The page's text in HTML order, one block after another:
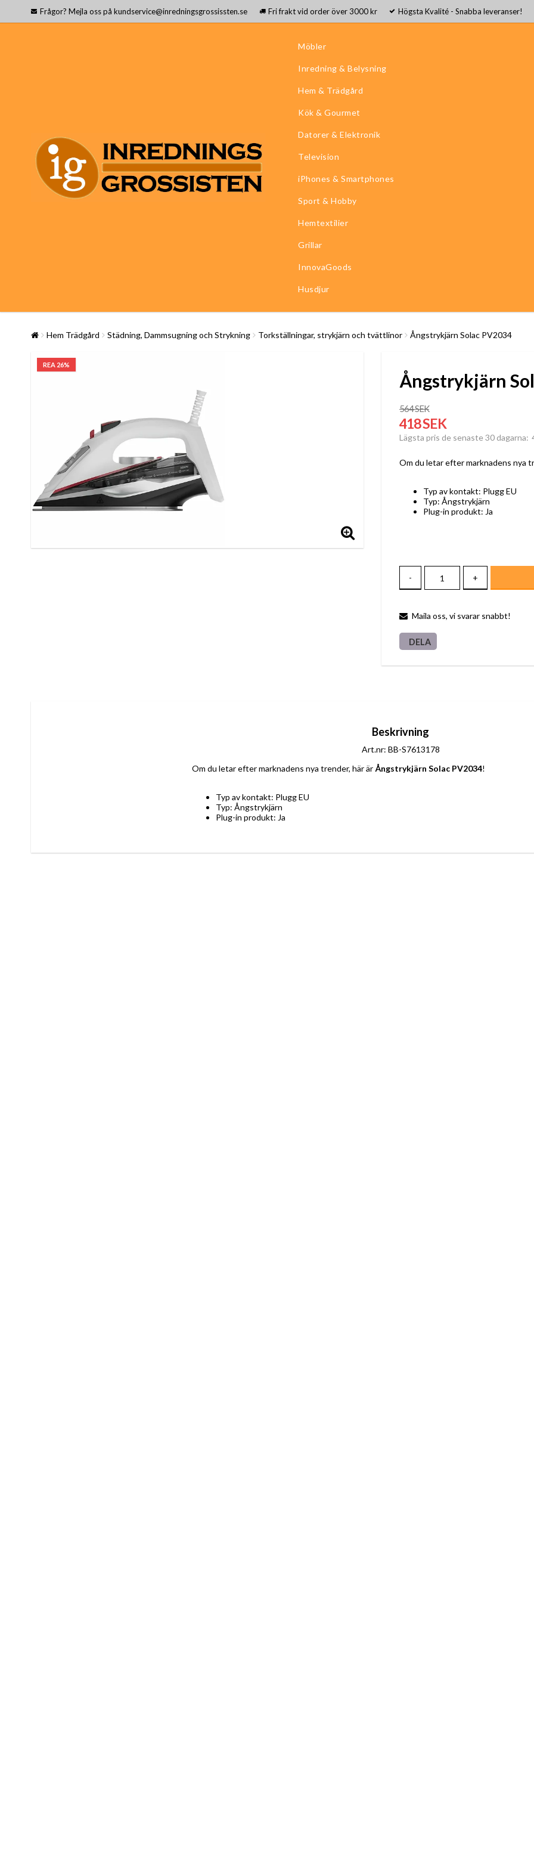
Frågor? Mejla oss på kundservice@inredningsgrossissten.se Fri frakt vid order över 3000 kr Högsta Kvalité - Snabba leveranser!
Möbler
Inredning & Belysning
Hem & Trädgård
Kök & Gourmet
Datorer & Elektronik
Television
iPhones & Smartphones
Sport & Hobby
Hemtextilier
Grillar
InnovaGoods
Husdjur
Hem Trädgård Städning, Dammsugning och Strykning Torkställningar, strykjärn och tvättlinor Ångstrykjärn Solac PV2034
REA 26%
Ångstrykjärn
564 SEK
418 SEK
Lägsta pris de senaste 30 dagarna
Om du letar efter marknadens nya
Typ av kontakt: Plugg EU
Typ: Ångstrykjärn
Plug-in produkt: Ja
- +
Maila oss, vi svarar snabbt!
DELA
Beskrivning
Art.nr: BB-S7613178
Om du letar efter marknadens nya trender, här är Ångstrykjärn Solac PV2034!
Typ av kontakt: Plugg EU
Typ: Ångstrykjärn
Plug-in produkt: Ja